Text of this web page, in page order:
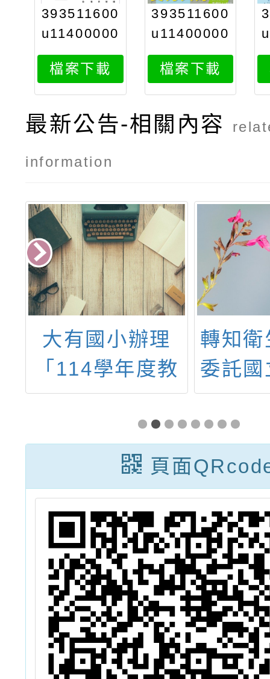
393511600
u11400000
191083
檔案下載
393511600
u11400000
191082
檔案下載
最新公告-相關內容
information
大有國小辦理
「114學年度教
育優先區親職教
育講座～「送給
孩子最棒的禮物
~自尊與自信」
轉知
委託
學營
活」
習平
快活
114年
康知
之賽
案，
頁面